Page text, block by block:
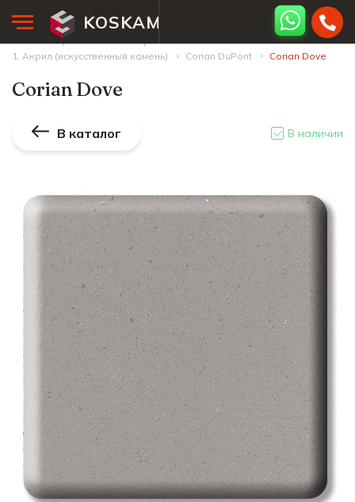
KOSKAM
Главная страница
1. Акрил (искусственный камень)
Corian DuPont Corian Dove
Corian Dove
В каталог В наличии